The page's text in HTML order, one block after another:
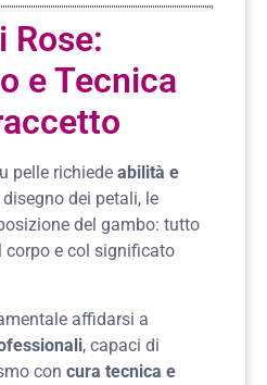
Rose:
e Tecnica
pelle richiede abilità e
disegno dei petali, le
del gambo: tutto
corpo e col significato
affidarsi a
, capaci di
con cura tecnica e